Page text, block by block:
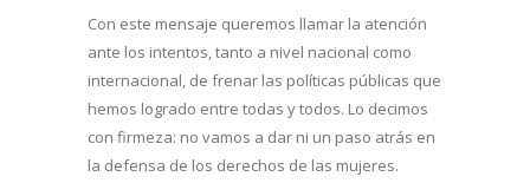
Con este mensaje queremos llamar la atención
ante los intentos, tanto a nivel nacional como
internacional, de frenar las políticas públicas que
hemos logrado entre todas y todos. Lo decimos
con firmeza: no vamos a dar ni un paso atrás en
la defensa de los derechos de las mujeres.